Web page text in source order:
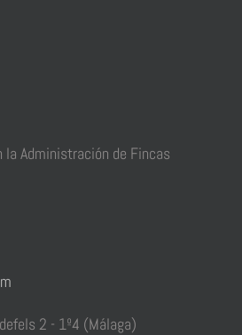
la Administración de Fincas
2 - 1º4 (Málaga)